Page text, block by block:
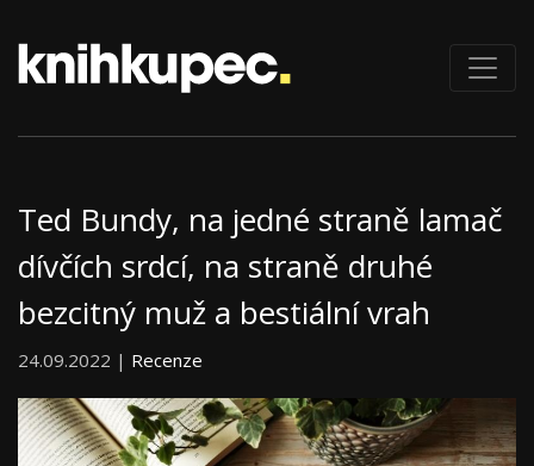
Ted Bundy, na jedné straně lamač
dívčích srdcí, na straně druhé
bezcitný muž a bestiální vrah
24.09.2022 | Recenze